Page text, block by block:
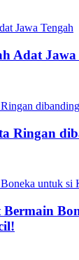
Adat Jawa
Ringan